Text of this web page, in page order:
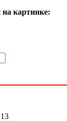
картинке: